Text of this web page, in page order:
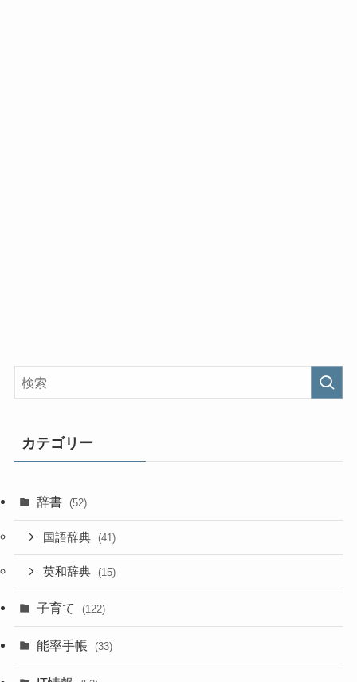
カテゴリー
辞書 (52)
国語辞典 (41)
英和辞典 (15)
子育て (122)
能率手帳 (33)